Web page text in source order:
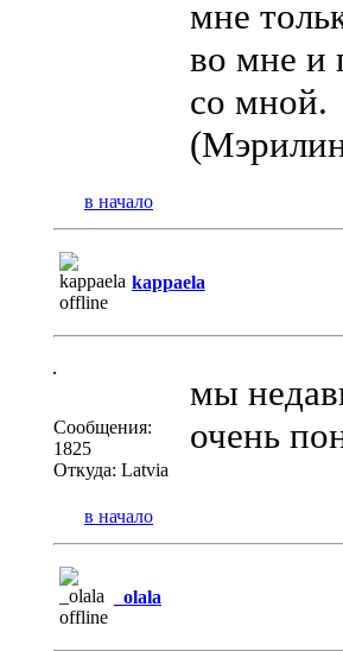
мне
во мне и
со мной.
в начало
kappaela
Сообщения:
1825
Откуда: Latvia
мы
очень
в начало
_olala